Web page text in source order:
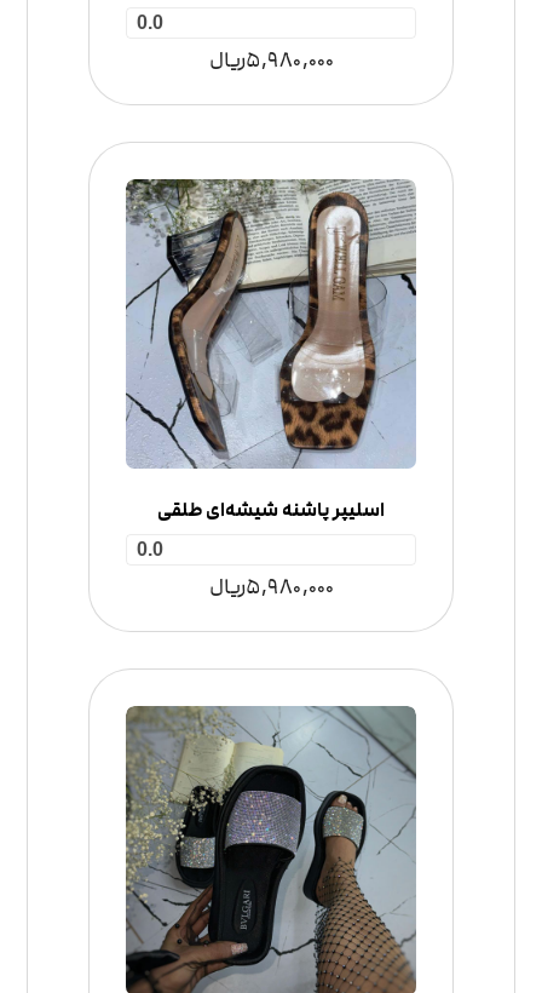
0.0
5,980,000ریال
اسلیپر پاشنه شیشه‌ای طلقی
0.0
5,980,000ریال